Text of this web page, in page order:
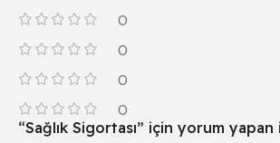
0
0
0
0
“Sağlık Sigortası” için yorum